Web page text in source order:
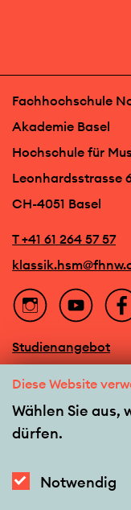
Fachhochschule
Akademie Basel
Hochschule für
Leonhardsstrasse
CH-4051 Basel
T +41 61 264 57 57
Studienangebot
Barrierefreiheit
Kontakt
Diese Website
Wählen Sie aus,
dürfen.
Notwendig